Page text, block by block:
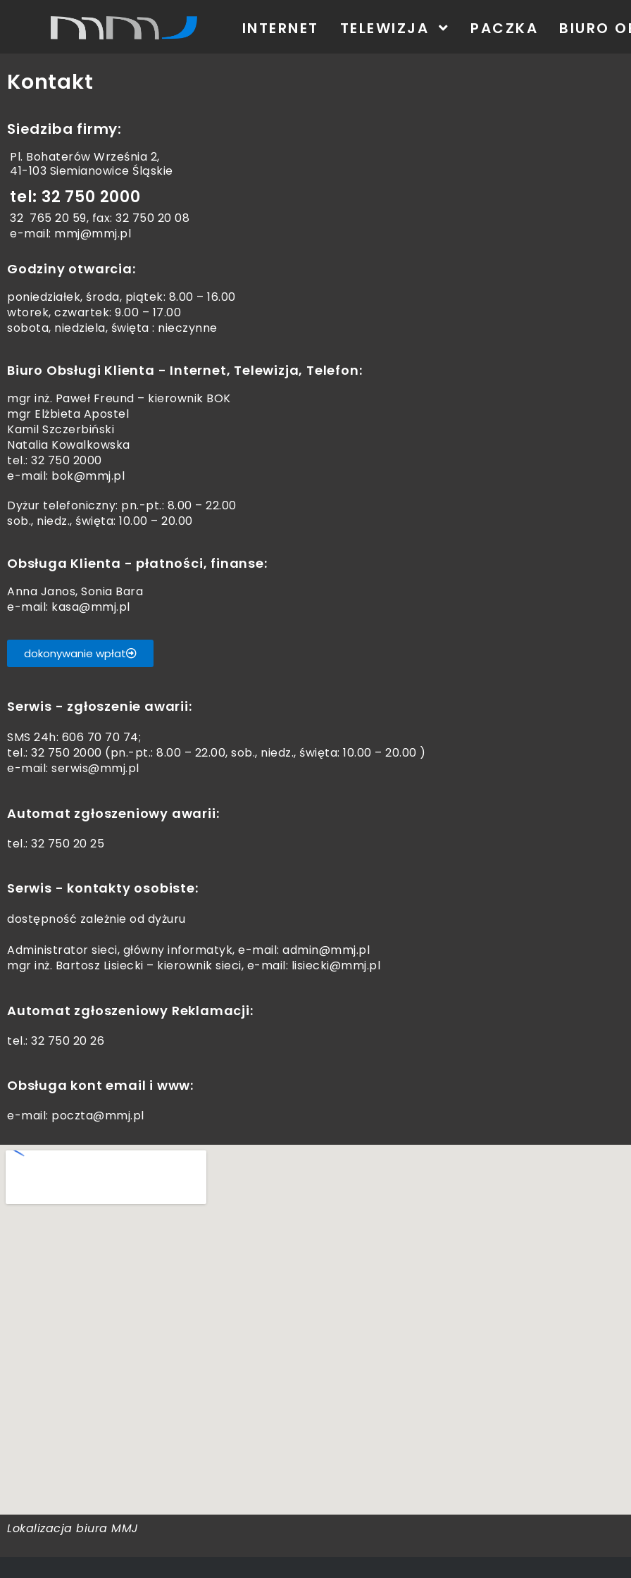
INTERNET TELEWIZJA PACZKA BIURO
Kontakt
Siedziba firmy:
Pl. Bohaterów Września 2,
41-103 Siemianowice Śląskie
tel: 32 750 2000
32 765 20 59, fax: 32 750 20 08
e-mail: mmj@mmj.pl
Godziny otwarcia:
poniedziałek, środa, piątek: 8.00 – 16.00
wtorek, czwartek: 9.00 – 17.00
sobota, niedziela, święta : nieczynne
Biuro Obsługi Klienta - Internet, Telewizja, Telefon:
mgr inż. Paweł Freund – kierownik BOK
mgr Elżbieta Apostel
Kamil Szczerbiński
Natalia Kowalkowska
tel.: 32 750 2000
e-mail: bok@mmj.pl
Dyżur telefoniczny: pn.-pt.: 8.00 – 22.00
sob., niedz., święta: 10.00 – 20.00
Obsługa Klienta - płatności, finanse:
Anna Janos, Sonia Bara
e-mail: kasa@mmj.pl
dokonywanie wpłat
Serwis - zgłoszenie awarii:
SMS 24h: 606 70 70 74;
tel.: 32 750 2000 (pn.-pt.: 8.00 – 22.00, sob., niedz., święta: 10.00 – 20.00 )
e-mail: serwis@mmj.pl
Automat zgłoszeniowy awarii:
tel.: 32 750 20 25
Serwis - kontakty osobiste:
dostępność zależnie od dyżuru
Administrator sieci, główny informatyk, e-mail: admin@mmj.pl
mgr inż. Bartosz Lisiecki – kierownik sieci, e-mail: lisiecki@mmj.pl
Automat zgłoszeniowy Reklamacji:
tel.: 32 750 20 26
Obsługa kont email i www:
e-mail: poczta@mmj.pl
Lokalizacja biura MMJ